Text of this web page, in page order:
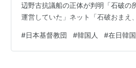
辺野古抗議船の正体が判明「石破の
運営していた」ネット「石破おまえ
#日本基督教団 #韓国人 #在日韓